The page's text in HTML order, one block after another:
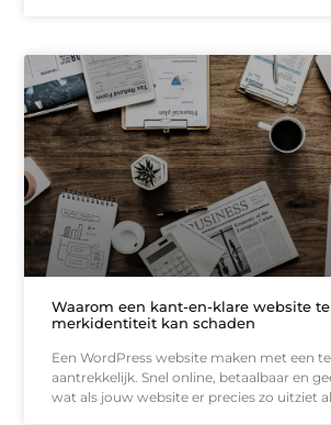
Waarom een kant-en-klare website
merkidentiteit kan schaden
Een WordPress website maken met een
aantrekkelijk. Snel online, betaalbaar en
wat als jouw website er precies zo uitziet